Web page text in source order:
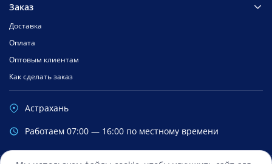
Заказ
Доставка
Оплата
Оптовым клиентам
Как сделать заказ
Астрахань
Работаем 07:00 — 16:00 по местному времени